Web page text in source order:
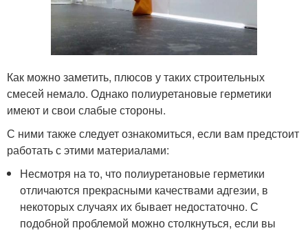
Как можно заметить, плюсов у таких строительных
смесей немало. Однако полиуретановые герметики
имеют и свои слабые стороны.
С ними также следует ознакомиться, если вам предстоит
работать с этими материалами:
Несмотря на то, что полиуретановые герметики
отличаются прекрасными качествами адгезии, в
некоторых случаях их бывает недостаточно. С
подобной проблемой можно столкнуться, если вы